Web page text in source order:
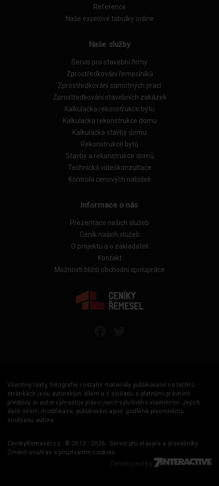
Reference
Naše excelové tabulky online
Naše služby
Servis pro stavební firmy
Zprostředkování řemeslníků
Zprostředkování samotných prací
Zprostředkování stavebních zakázek
Kalkulačka rekonstrukce bytu
Kalkulačka rekonstrukce domu
Kalkulačka stavby domu
Rekonstrukce bytů
Stavby a rekonstrukce domů
Technická videokonzultace
Kontrola cenových nabídek
Informace o nás
Prezentace našich služeb
Ceník našich služeb
O projektu a o zakladateli
Kontakt
Možnosti bližší obchodní spolupráce
Všechny texty, fotografie i ostatní materiály publikované na těchto
stránkách jsou autorským dílem a v souladu s platnými právními
předpisy si autor vyhrazuje právo jejich výlučného vlastnictví. Jejich
další šíření, modifikace, publikování apod. podléhá písemnému
souhlasu autora.
CenikyRemesel.cz © 2012 - 2026
Servis pro stavaře a stavebníky
Změnit souhlas s používáním cookies
Developed by